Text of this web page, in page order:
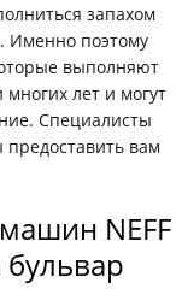
запахом
Именно поэтому
выполняют
лет и могут
Специалисты
предоставить вам
NEFF